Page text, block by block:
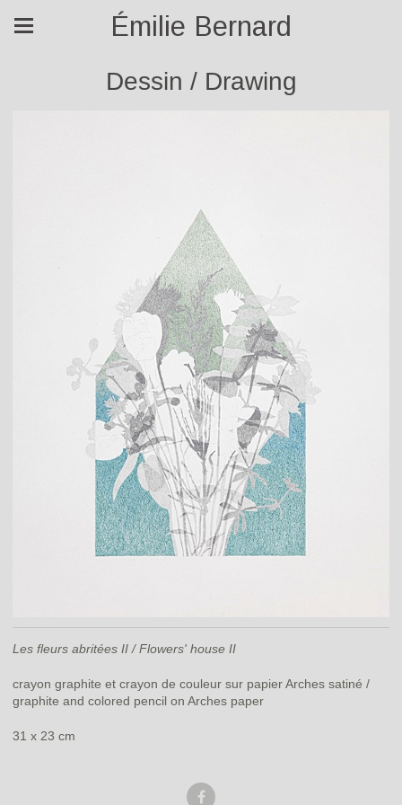
Émilie Bernard
Dessin / Drawing
Les fleurs abritées II / Flowers' house II
crayon graphite et crayon de couleur sur papier Arches satiné /
graphite and colored pencil on Arches paper
31 x 23 cm